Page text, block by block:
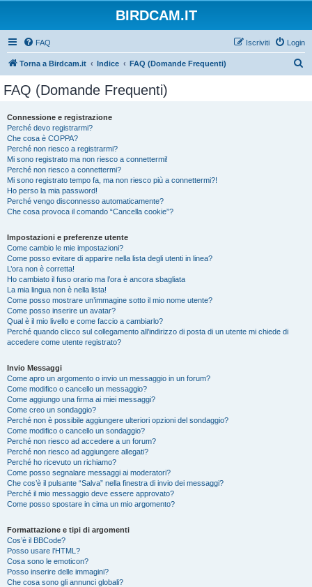
BIRDCAM.IT
FAQ Login
Iscriviti
Torna a Birdcam.it Indice FAQ (Domande Frequenti)
FAQ (Domande Frequenti)
Connessione e registrazione
Perché devo registrarmi?
Che cosa è COPPA?
Perché non riesco a registrarmi?
Mi sono registrato ma non riesco a connettermi!
Perché non riesco a connettermi?
Mi sono registrato tempo fa, ma non riesco più a connettermi?!
Ho perso la mia password!
Perché vengo disconnesso automaticamente?
Che cosa provoca il comando “Cancella cookie”?
Impostazioni e preferenze utente
Come cambio le mie impostazioni?
Come posso evitare di apparire nella lista degli utenti in linea?
L’ora non è corretta!
Ho cambiato il fuso orario ma l’ora è ancora sbagliata
La mia lingua non è nella lista!
Come posso mostrare un’immagine sotto il mio nome utente?
Come posso inserire un avatar?
Qual è il mio livello e come faccio a cambiarlo?
Perché quando clicco sul collegamento all’indirizzo di posta di un utente mi chiede di
accedere come utente registrato?
Invio Messaggi
Come apro un argomento o invio un messaggio in un forum?
Come modifico o cancello un messaggio?
Come aggiungo una firma ai miei messaggi?
Come creo un sondaggio?
Perché non è possibile aggiungere ulteriori opzioni del sondaggio?
Come modifico o cancello un sondaggio?
Perché non riesco ad accedere a un forum?
Perché non riesco ad aggiungere allegati?
Perché ho ricevuto un richiamo?
Come posso segnalare messaggi ai moderatori?
Che cos’è il pulsante “Salva” nella finestra di invio dei messaggi?
Perché il mio messaggio deve essere approvato?
Come posso spostare in cima un mio argomento?
Formattazione e tipi di argomenti
Cos’è il BBCode?
Posso usare l’HTML?
Cosa sono le emoticon?
Posso inserire delle immagini?
Che cosa sono gli annunci globali?